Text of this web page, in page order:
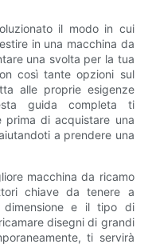
il modo in cui
in una macchina da
una svolta per la tua
così tante opzioni sul
alle proprie esigenze
guida completa ti
prima di acquistare una
a prendere una
macchina da ricamo
chiave da tenere a
dimensione e il tipo di
disegni di grandi
ti servirà